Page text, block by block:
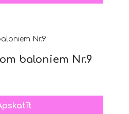
baloniem Nr.9